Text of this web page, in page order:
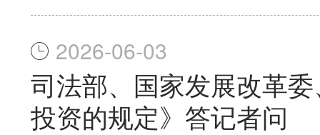
2026-06-03
司法部、国家发展改革
投资的规定》答记者问